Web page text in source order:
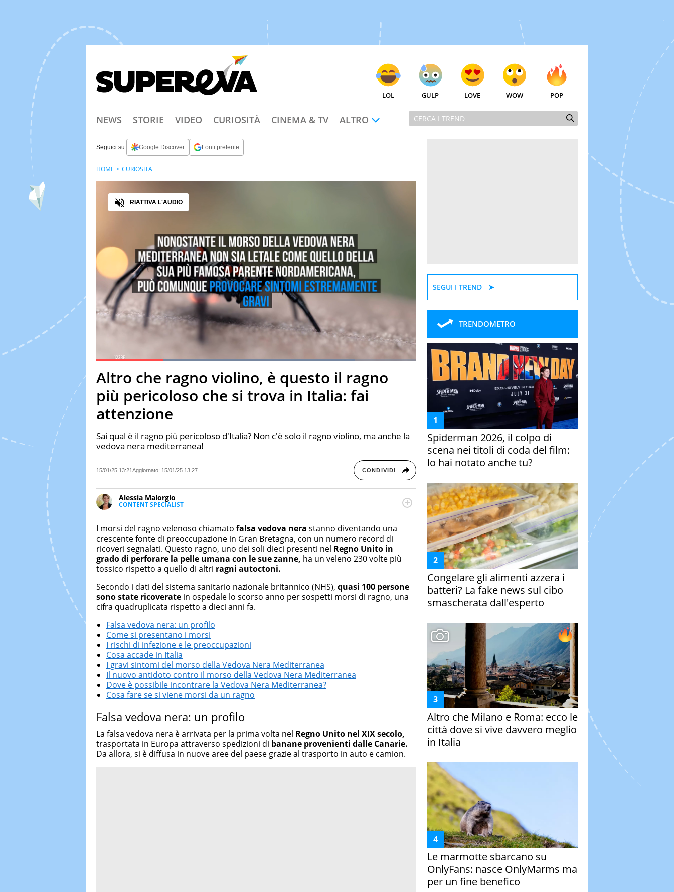
LOL GULP LOVE WOW POP
NEWS STORIE VIDEO CURIOSITÀ CINEMA & TV ALTRO
Seguici su: Google Discover Fonti preferite
PauseUnmuteCurrent Time
0:18
Loaded:80.80%
Fullscreen
Audio
RIATTIVA L'AUDIO
Altro che ragno violino, è questo il ragno
più pericoloso che si trova in Italia: fai
attenzione
Sai qual è il ragno più pericoloso d'Italia? Non c'è solo il ragno violino, ma anche la
vedova nera mediterranea!
15/01/25 13:21Aggiornato: 15/01/25 13:27 CONDIVIDI
Alessia Malorgio
CONTENT SPECIALIST
Ha conseguito un Master in Marketing Management e Google Digital Training su
Marketing digitale. Si occupa della creazione di contenuti in ottica SEO e dello sviluppo
di strategie marketing attraverso canali digitali.
HOME CURIOSITÀ
I morsi del ragno velenoso chiamato falsa vedova nera stanno diventando una
crescente fonte di preoccupazione in Gran Bretagna, con un numero record di
ricoveri segnalati. Questo ragno, uno dei soli dieci presenti nel Regno Unito in
grado di perforare la pelle umana con le sue zanne, ha un veleno 230 volte più
tossico rispetto a quello di altri ragni autoctoni.
Secondo i dati del sistema sanitario nazionale britannico (NHS), quasi 100 persone
sono state ricoverate in ospedale lo scorso anno per sospetti morsi di ragno, una
cifra quadruplicata rispetto a dieci anni fa.
Falsa vedova nera: un profilo
Come si presentano i morsi
I rischi di infezione e le preoccupazioni
Cosa accade in Italia
I gravi sintomi del morso della Vedova Nera Mediterranea
Il nuovo antidoto contro il morso della Vedova Nera Mediterranea
Dove è possibile incontrare la Vedova Nera Mediterranea?
Cosa fare se si viene morsi da un ragno
Falsa vedova nera: un profilo
La falsa vedova nera è arrivata per la prima volta nel Regno Unito nel XIX secolo,
trasportata in Europa attraverso spedizioni di banane provenienti dalle Canarie.
Da allora, si è diffusa in nuove aree del paese grazie al trasporto in auto e camion.
SEGUI I TREND
TRENDOMETRO
Spiderman 2026, il colpo di
scena nei titoli di coda del film:
lo hai notato anche tu?
Congelare gli alimenti azzera i
batteri? La fake news sul cibo
smascherata dall'esperto
Altro che Milano e Roma: ecco le
città dove si vive davvero meglio
in Italia
Le marmotte sbarcano su
OnlyFans: nasce OnlyMarms ma
per un fine benefico